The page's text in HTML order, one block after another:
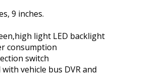
9 inches.
light LED backlight
consumption
switch
vehicle bus DVR and